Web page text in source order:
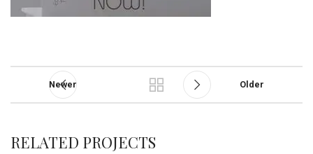
Newer Older
RELATED PROJECTS